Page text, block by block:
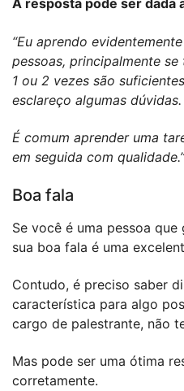
A resposta pode ser dada
“Eu aprendo
pessoas, principalmente
1 ou 2 vezes são
esclareço algumas dúvidas.
É comum aprender uma
em seguida com qualidade.”
Boa fala
Se você é uma pessoa
sua boa fala é uma
Contudo, é preciso saber
característica para algo
cargo de palestrante, não
Mas pode ser uma ótima
corretamente.